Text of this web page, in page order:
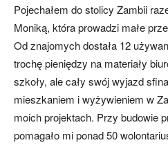
Pojechałem do stolicy Zam­bii
Moniką, która prowadzi małe
Od znajomych dostała 12
trochę pieniędzy na materiały
szkoły, ale cały swój wyjazd
mieszka­niem i wyżywieniem w
moich projek­tach. Przy budowie
pomagało mi ponad 50